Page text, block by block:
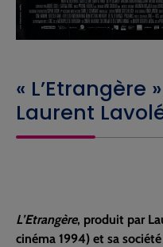
« L’Etrangère
Laurent
L’Etrangère, produit par
cinéma 1994) et sa